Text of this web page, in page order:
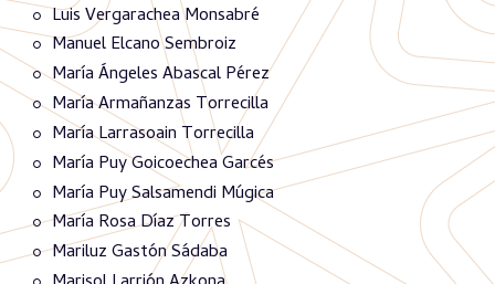
Luis Vergarachea Monsabré
Manuel Elcano Sembroiz
María Ángeles Abascal Pérez
María Armañanzas Torrecilla
María Larrasoain Torrecilla
María Puy Goicoechea Garcés
María Puy Salsamendi Múgica
María Rosa Díaz Torres
Mariluz Gastón Sádaba